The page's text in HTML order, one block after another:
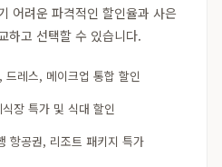
어려운 파격적인 할인율과 사은
하고 선택할 수 있습니다.
드레스, 메이크업 통합 할인
장 특가 및 식대 할인
항공권, 리조트 패키지 특가